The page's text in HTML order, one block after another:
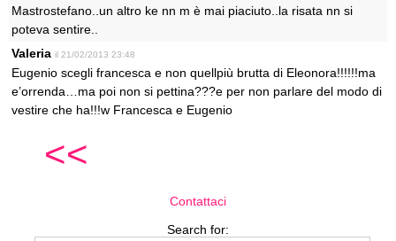
Mastrostefano..un altro ke nn m è mai piaciuto..la risata nn si
poteva sentire..
Valeria il 21/02/2013 23:48
Eugenio scegli francesca e non quellpiù brutta di Eleonora!!!!!!ma
e’orrenda…ma poi non si pettina???e per non parlare del modo di
vestire che ha!!!w Francesca e Eugenio
<<
Contattaci
Search for: